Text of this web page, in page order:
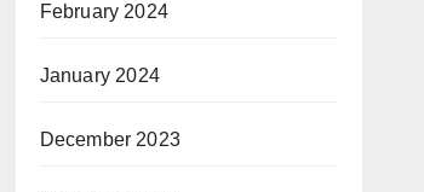
February 2024
January 2024
December 2023